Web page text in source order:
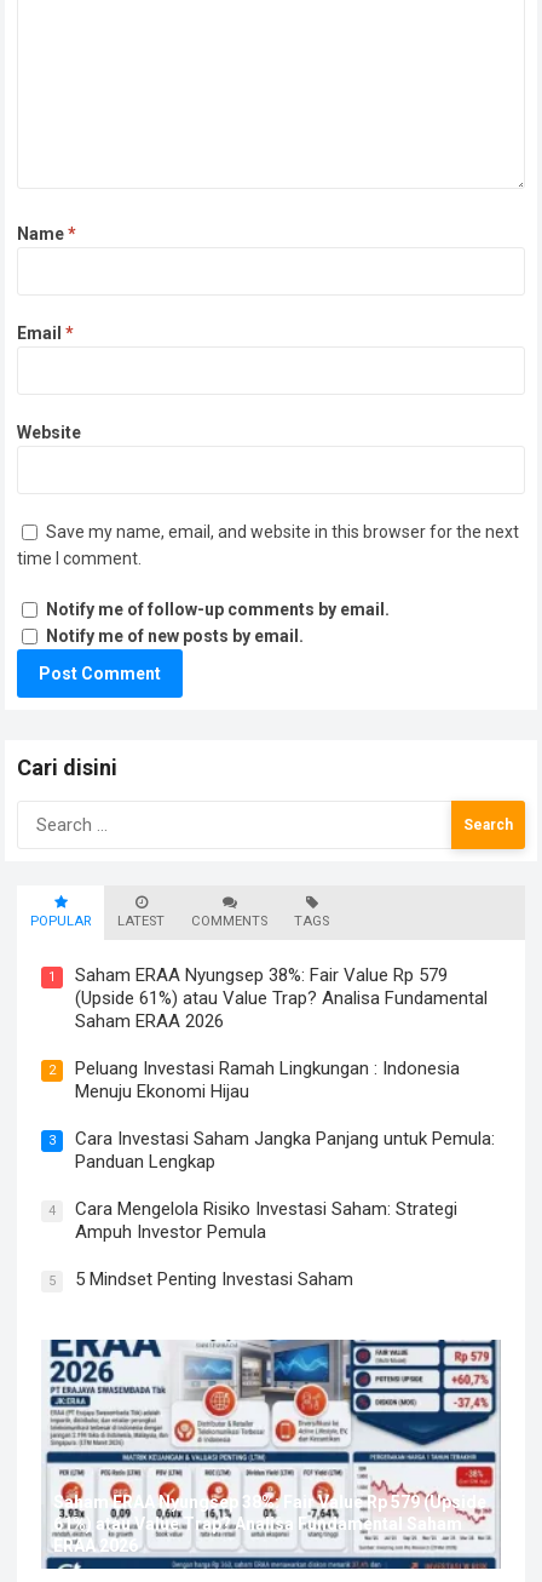
Name*
Email*
Website
Save my name, email, and website in this browser for the next
time I comment.
Notify me of follow-up comments by email.
Notify me of new posts by email.
Cari disini
for:
POPULAR LATEST COMMENTS TAGS
1
Saham ERAA Nyungsep 38%: Fair Value Rp 579
(Upside 61%) atau Value Trap? Analisa Fundamental
Saham ERAA 2026
2
Peluang Investasi Ramah Lingkungan : Indonesia
Menuju Ekonomi Hijau
3
Cara Investasi Saham Jangka Panjang untuk Pemula:
Panduan Lengkap
4
Cara Mengelola Risiko Investasi Saham: Strategi
Ampuh Investor Pemula
5 5 Mindset Penting Investasi Saham
Saham ERAA Nyungsep 38%: Fair Value Rp 579 (Upside
61%) atau Value Trap? Analisa Fundamental Saham
ERAA 2026